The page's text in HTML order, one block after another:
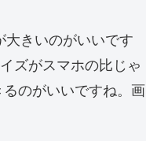
大きいのがいいです
ズがスマホの比じゃ
のがいいですね。画